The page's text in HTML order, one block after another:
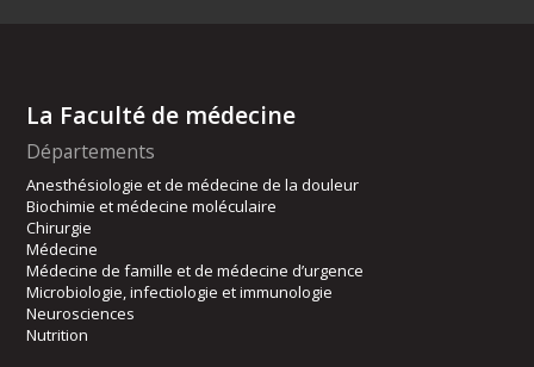
La Faculté de médecine
Départements
Anesthésiologie et de médecine de la douleur
Biochimie et médecine moléculaire
Chirurgie
Médecine
Médecine de famille et de médecine d’urgence
Microbiologie, infectiologie et immunologie
Neurosciences
Nutrition